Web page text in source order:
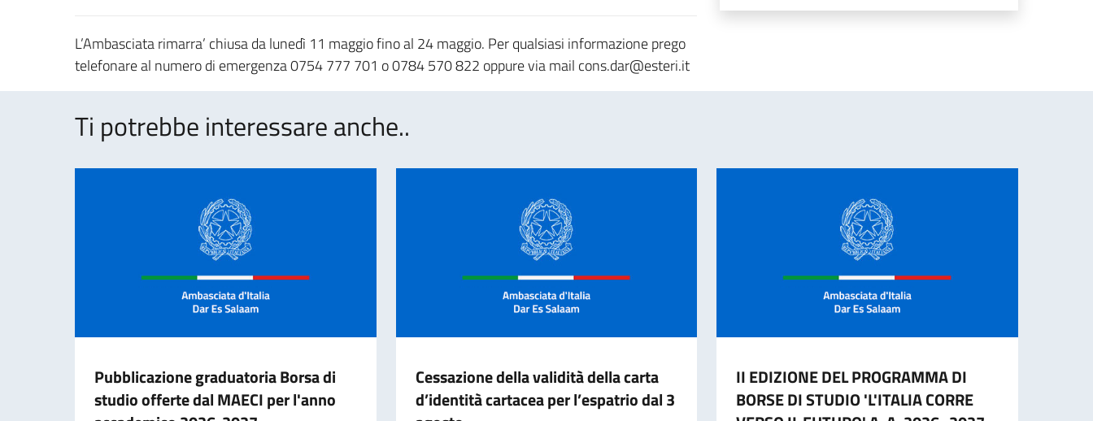
L’Ambasciata rimarra’ chiusa da lunedì 11 maggio fino al 24 maggio. Per qualsiasi informazione prego
telefonare al numero di emergenza 0754 777 701 o 0784 570 822 oppure via mail cons.dar@esteri.it
Ti potrebbe interessare anche..
Pubblicazione graduatoria Borsa di
studio offerte dal MAECI per l'anno
Cessazione della validità della carta
d’identità cartacea per l’espatrio dal 3
II EDIZIONE DEL PROGRAMMA DI
BORSE DI STUDIO 'L'ITALIA CORRE